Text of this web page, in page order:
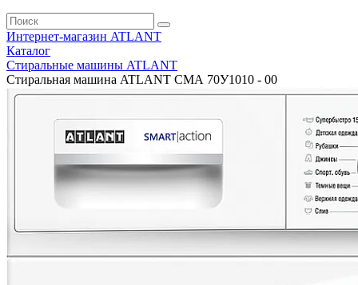
Интернет-магазин ATLANT
Каталог
Стиральные машины ATLANT
Стиральная машина ATLANT СМА 70У1010 - 00